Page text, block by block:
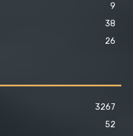
9
38
26
3267
52